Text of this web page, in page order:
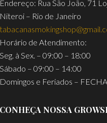
Endereço: Rua São João, 71
Niteroi – Rio de Janeiro
Horário de Atendimento:
Seg. à Sex. – 09:00 – 18:00
Sábado – 09:00 – 14:00
Domingos e Feriados –
CONHEÇA NOSSA